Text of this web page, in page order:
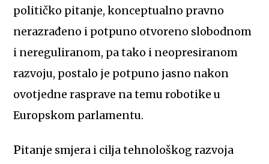
političko pitanje, konceptualno pravno
nerazrađeno i potpuno otvoreno slobodnom
i nereguliranom, pa tako i neopresiranom
razvoju, postalo je potpuno jasno nakon
ovotjedne rasprave na temu robotike u
Europskom parlamentu.
Pitanje smjera i cilja tehnološkog razvoja